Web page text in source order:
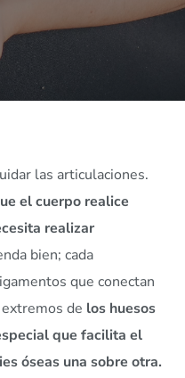
las articulaciones.
el cuerpo realice
realizar
bien; cada
que conectan
de los huesos
que facilita el
óseas una sobre otra.